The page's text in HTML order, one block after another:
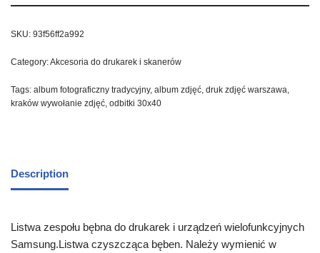
SKU: 93f56ff2a992
Category:Akcesoria do drukarek i skanerów
Tags: album fotograficzny tradycyjny, album zdjęć, druk zdjęć warszawa,
kraków wywołanie zdjęć, odbitki 30x40
Description
Listwa zespołu bębna do drukarek i urządzeń wielofunkcyjnych
Samsung.Listwa czyszcząca bęben. Należy wymienić w